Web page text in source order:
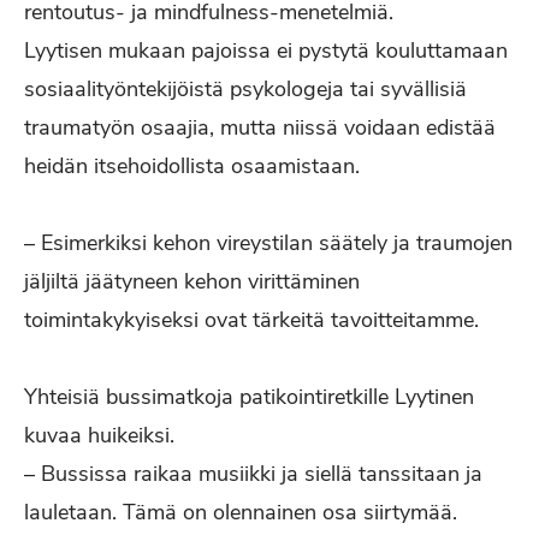
rentoutus- ja mindfulness-menetelmiä.
Lyytisen mukaan pajoissa ei pystytä kouluttamaan
sosiaalityöntekijöistä psykologeja tai syvällisiä
traumatyön osaajia, mutta niissä voidaan edistää
heidän itsehoidollista osaamistaan.
– Esimerkiksi kehon vireystilan säätely ja traumojen
jäljiltä jäätyneen kehon virittäminen
toimintakykyiseksi ovat tärkeitä tavoitteitamme.
Yhteisiä bussimatkoja patikointiretkille Lyytinen
kuvaa huikeiksi.
– Bussissa raikaa musiikki ja siellä tanssitaan ja
lauletaan. Tämä on olennainen osa siirtymää.